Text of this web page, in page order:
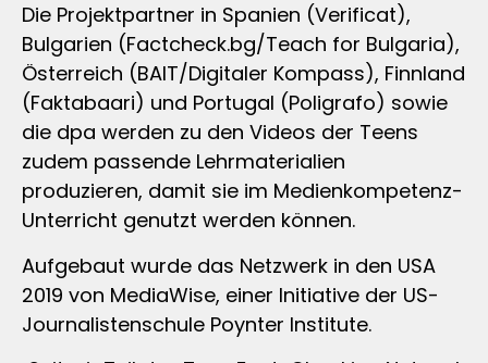
Die Projektpartner in Spanien (Verificat),
Bulgarien (Factcheck.bg/Teach for Bulgaria),
Österreich (BAIT/Digitaler Kompass), Finnland
(Faktabaari) und Portugal (Poligrafo) sowie
die dpa werden zu den Videos der Teens
zudem passende Lehrmaterialien
produzieren, damit sie im Medienkompetenz-
Unterricht genutzt werden können.
Aufgebaut wurde das Netzwerk in den USA
2019 von MediaWise, einer Initiative der US-
Journalistenschule Poynter Institute.